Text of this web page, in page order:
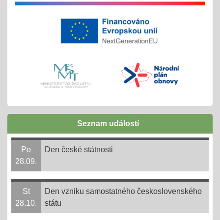
tradiční červnové akce
inovativní vzdělávání
Buďme EKO, buďme FAJN
inov. vzdělávání Šablony II OPJAK
celoškolní projekt
Zápisy do ZŠ pro školní rok 2025/2026
1. - 30. 4. + následně do 31. 8. 2025
online 1. - 11. 4. 2025
14.03.2025
- společně s matematiky jedeme oslavit na UJEP na
počest Ludolfova čísla tento významný den
Seznam událostí
Po
28.09.
Den české státnosti
St
28.10.
Den vzniku samostatného československého
státu